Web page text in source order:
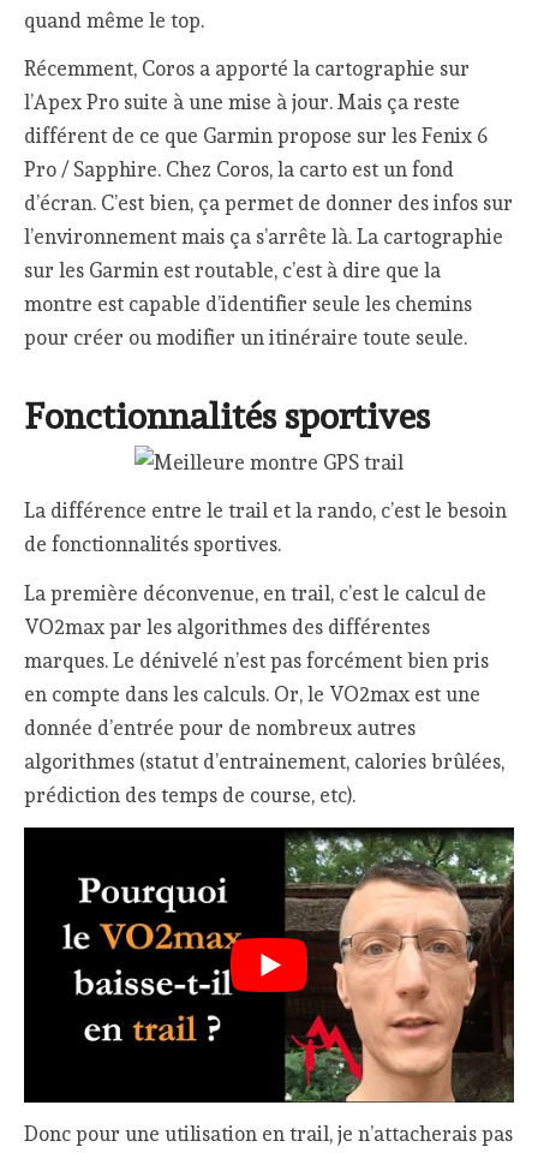
quand même le top.
Récemment, Coros a apporté la cartographie sur
l’Apex Pro suite à une mise à jour. Mais ça reste
différent de ce que Garmin propose sur les Fenix 6
Pro / Sapphire. Chez Coros, la carto est un fond
d’écran. C’est bien, ça permet de donner des infos sur
l’environnement mais ça s’arrête là. La cartographie
sur les Garmin est routable, c’est à dire que la
montre est capable d’identifier seule les chemins
pour créer ou modifier un itinéraire toute seule.
Fonctionnalités sportives
La différence entre le trail et la rando, c’est le besoin
de fonctionnalités sportives.
La première déconvenue, en trail, c’est le calcul de
VO2max par les algorithmes des différentes
marques. Le dénivelé n’est pas forcément bien pris
en compte dans les calculs. Or, le VO2max est une
donnée d’entrée pour de nombreux autres
algorithmes (statut d’entrainement, calories brûlées,
prédiction des temps de course, etc).
Donc pour une utilisation en trail, je n’attacherais pas